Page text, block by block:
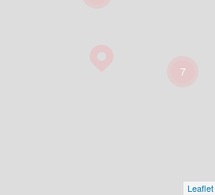
7
Leaflet